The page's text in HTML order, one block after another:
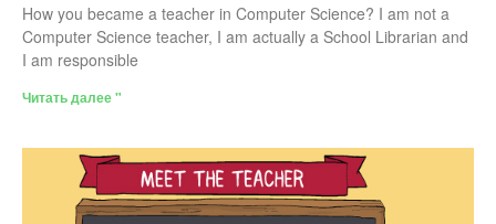
How you became a teacher in Computer Science? I am not a
Computer Science teacher, I am actually a School Librarian and
I am responsible
Читать далее "